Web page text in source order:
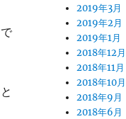
2019年3月
2019年2月
2019年1月
2018年12月
2018年11月
2018年10月
2018年9月
2018年6月